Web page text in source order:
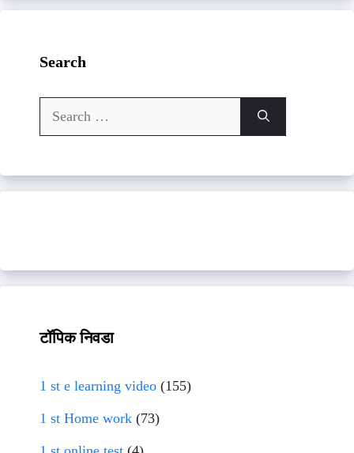
Search
Search
for:
टॉपिक निवडा
1 st e learning video (155)
1 st Home work (73)